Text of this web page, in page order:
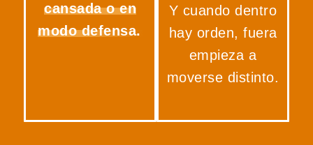
cansada o en
modo defensa.
Y cuando dentro
hay orden, fuera
empieza a
moverse distinto.